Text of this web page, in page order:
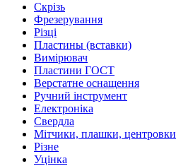
Скрізь
Фрезерування
Різці
Пластины (вставки)
Вимірювач
Пластини ГОСТ
Верстатне оснащення
Ручний інструмент
Електроніка
Свердла
Мітчики, плашки, центровки
Різне
Уцінка